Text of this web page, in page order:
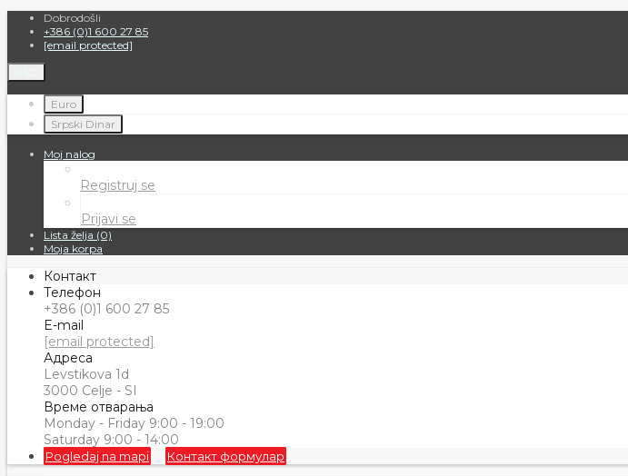
Dobrodošli
+386 (0)1 600 27 85
[email protected]
Euro
Srpski Dinar
Moj nalog
Registruj se
Prijavi se
Lista želja (0)
Moja korpa
Контакт
Телефон
+386 (0)1 600 27 85
E-mail
[email protected]
Адреса
Levstikova 1d
3000 Celje - SI
Време отварања
Monday - Friday 9:00 - 19:00
Saturday 9:00 - 14:00
Pogledaj na mapi Контакт формулар